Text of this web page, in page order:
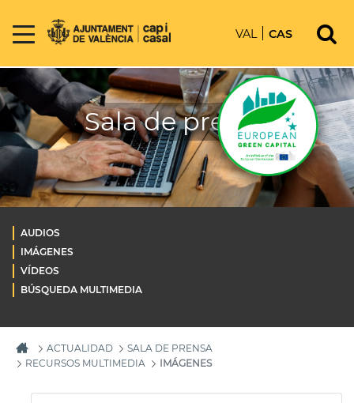
VAL CAS
Sala de prensa
AUDIOS
IMÁGENES
VÍDEOS
BÚSQUEDA MULTIMEDIA
ACTUALIDAD
SALA DE PRENSA
RECURSOS MULTIMEDIA
IMÁGENES